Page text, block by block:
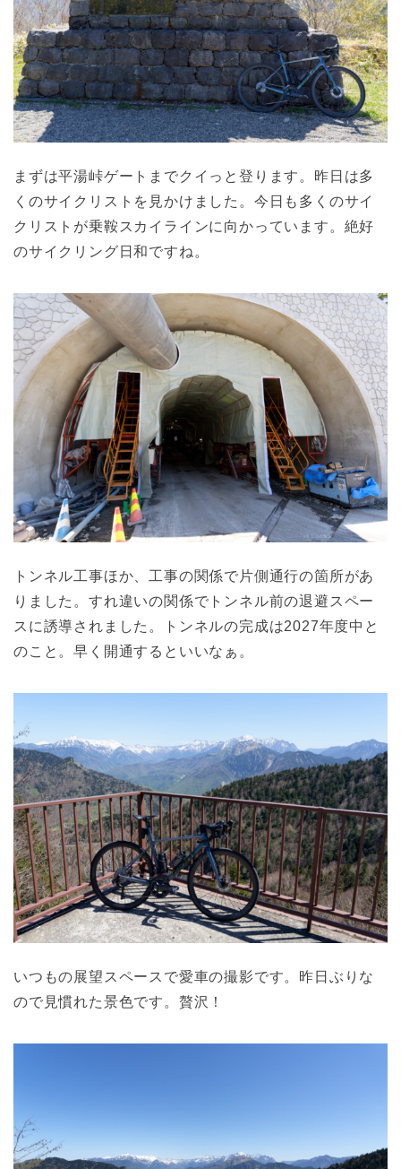
まずは平湯峠ゲートまでクイっと登ります。昨日は多
くのサイクリストを見かけました。今日も多くのサイ
クリストが乗鞍スカイラインに向かっています。絶好
のサイクリング日和ですね。
トンネル工事ほか、工事の関係で片側通行の箇所があ
りました。すれ違いの関係でトンネル前の退避スペー
スに誘導されました。トンネルの完成は2027年度中と
のこと。早く開通するといいなぁ。
いつもの展望スペースで愛車の撮影です。昨日ぶりな
ので見慣れた景色です。贅沢！